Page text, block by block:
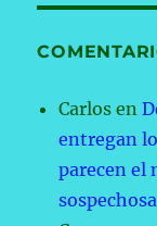
Carlos en
entregan
parecen el
sospechosa